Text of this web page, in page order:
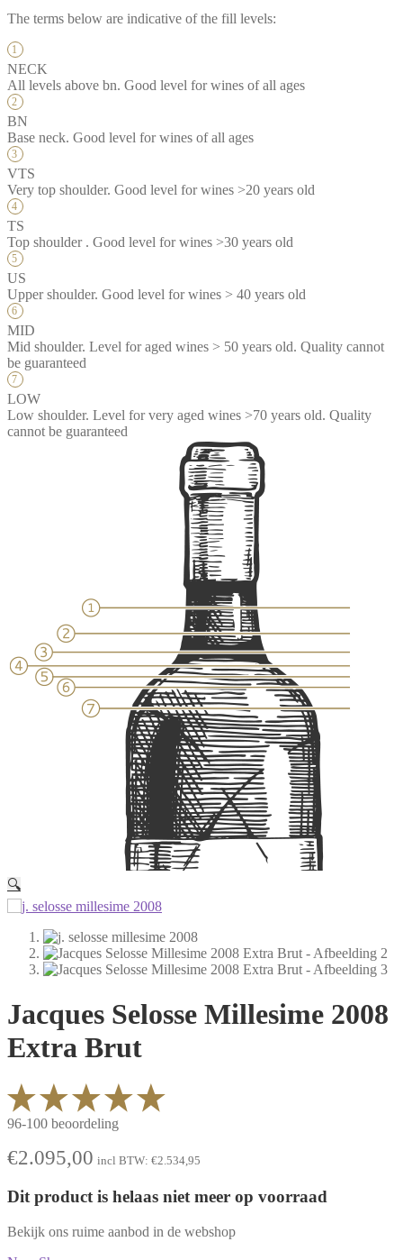
The terms below are indicative of the fill levels:
NECK
All levels above bn. Good level for wines of all ages
BN
Base neck. Good level for wines of all ages
VTS
Very top shoulder. Good level for wines >20 years old
TS
Top shoulder . Good level for wines >30 years old
US
Upper shoulder. Good level for wines > 40 years old
MID
Mid shoulder. Level for aged wines > 50 years old. Quality cannot
be guaranteed
LOW
Low shoulder. Level for very aged wines >70 years old. Quality
cannot be guaranteed
🔍
Jacques Selosse Millesime 2008
Extra Brut
96-100 beoordeling
€2.095,00 incl BTW: €2.534,95
Dit product is helaas niet meer op voorraad
Bekijk ons ruime aanbod in de webshop